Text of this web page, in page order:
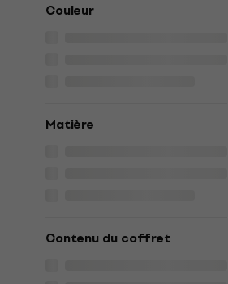
Couleur
Matière
Contenu du coffret